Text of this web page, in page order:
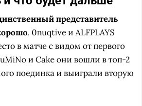
представитель
. 0nuqtive и ALFPLAYS
в матче с видом от первого
и Cake они вошли в топ-2
поединка и выиграли вторую